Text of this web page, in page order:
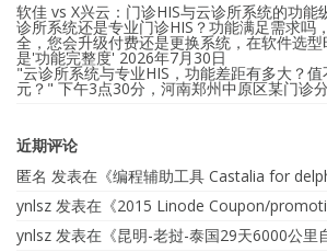
软佳 vs X兴云：门诊HIS与云诊所系统的功能
诊所系统还是专业门诊HIS？功能满足需求吗
全，您会升级付费还是更换系统，在软件选
是'功能完整度' 2026年7月30日
"云诊所系统与专业HIS，功能差距有多大？
元？" 下午3点30分，河南郑州中原区某门诊
近期评论
匿名 发表在《编程辅助工具 Castalia for
ynlsz 发表在《2015 Linode Coupon/
ynlsz 发表在《昆明-老挝-泰国29天6000公里